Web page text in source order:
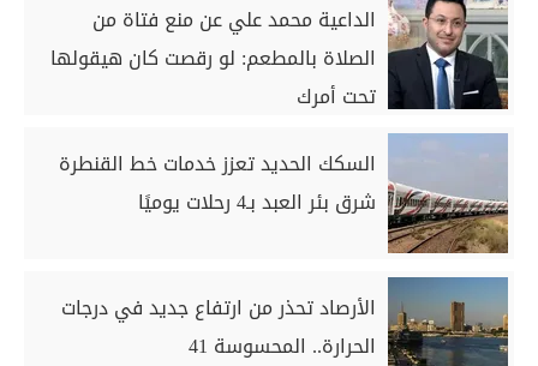
الداعية محمد علي عن منع فتاة من
الصلاة بالمطعم: لو رقصت كان هيقولها
تحت أمرك
السكك الحديد تعزز خدمات خط القنطرة
شرق بئر العبد بـ4 رحلات يوميًا
الأرصاد تحذر من ارتفاع جديد في درجات
الحرارة.. المحسوسة 41